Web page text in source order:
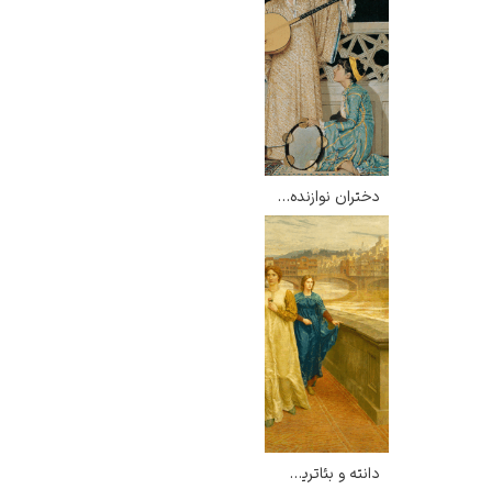
دختران نوازنده – عثمان حمدی بیگ
دانته و بئاتریس – هنری هالیدی